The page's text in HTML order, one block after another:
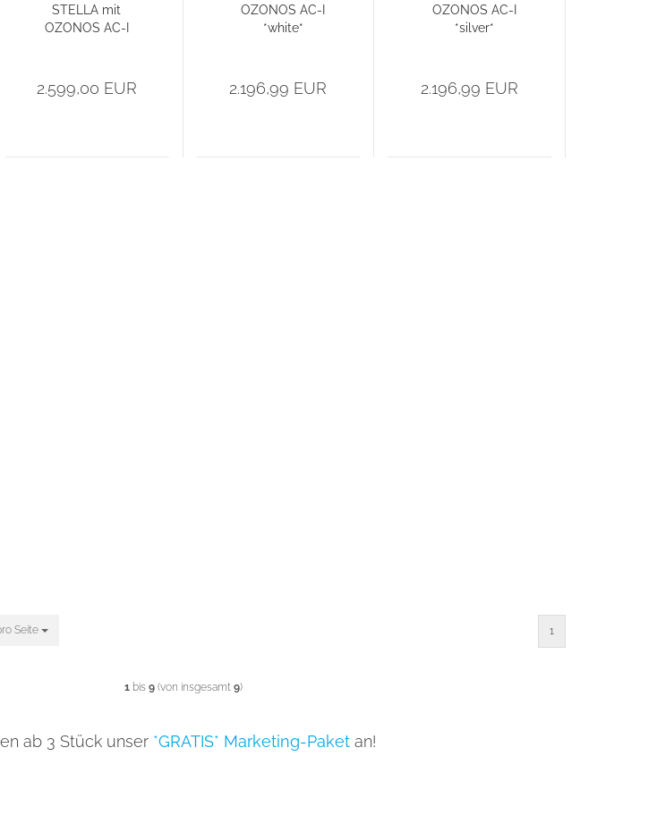
STELLA mit
OZONOS AC-I
2.599,00 EUR
OZONOS AC-I
*white*
2.196,99 EUR
OZONOS AC-I
*silver*
2.196,99 EUR
Seite 1
1bis 9(von insgesamt 9)
ab 3 Stück unser *GRATIS* Marketing-Paket an!